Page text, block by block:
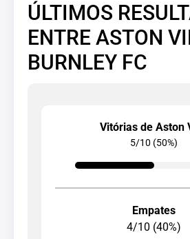
ÚLTIMOS
ENTRE ASTON
BURNLEY FC
Vitórias de Aston
5/10 (50%)
Empates
4/10 (40%)